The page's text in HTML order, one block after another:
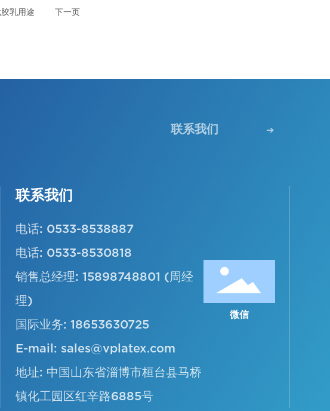
乳用途 下一页
联系我们 ➔
联系我们
电话: 0533-8538887
电话: 0533-8530818
销售总经理:15898748801 (周经
理)
国际业务:18653630725
E-mail: sales@vplatex.com
地址: 中国山东省淄博市桓台县马桥
镇化工园区红辛路6885号
微信